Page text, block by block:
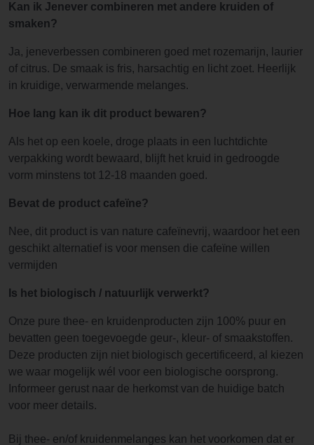
Kan ik Jenever combineren met andere kruiden of
smaken?
Ja, jeneverbessen combineren goed met rozemarijn, laurier
of citrus. De smaak is fris, harsachtig en licht zoet. Heerlijk
in kruidige, verwarmende melanges.
Hoe lang kan ik dit product bewaren?
Als het op een koele, droge plaats in een luchtdichte
verpakking wordt bewaard, blijft het kruid in gedroogde
vorm minstens tot 12-18 maanden goed.
Bevat de product cafeïne?
Nee, dit product is van nature cafeïnevrij, waardoor het een
geschikt alternatief is voor mensen die cafeïne willen
vermijden
Is het biologisch / natuurlijk verwerkt?
Onze pure thee- en kruidenproducten zijn 100% puur en
bevatten geen toegevoegde geur-, kleur- of smaakstoffen.
Deze producten zijn niet biologisch gecertificeerd, al kiezen
we waar mogelijk wél voor een biologische oorsprong.
Informeer gerust naar de herkomst van de huidige batch
voor meer details.
Bij thee- en/of kruidenmelanges kan het voorkomen dat er